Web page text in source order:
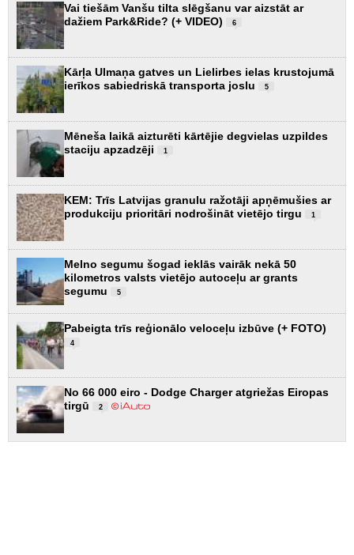
Vai tiešām Vanšu tilta slēgšanu var aizstāt ar
dažiem Park&Ride? (+ VIDEO)
6
Kārļa Ulmaņa gatves un Lielirbes ielas krustojumā
ierīkos sabiedriskā transporta joslu
5
Mēneša laikā aizturēti kārtējie degvielas uzpildes
staciju apzadzēji
1
KEM: Trīs Latvijas granulu ražotāji apņēmušies ar
produkciju prioritāri nodrošināt vietējo tirgu
1
Melno segumu šogad ieklās vairāk nekā 50
kilometros valsts vietējo autoceļu ar grants
segumu
5
Pabeigta trīs reģionālo veloceļu izbūve (+ FOTO)
4
No 66 000 eiro - Dodge Charger atgriežas Eiropas
tirgū
2